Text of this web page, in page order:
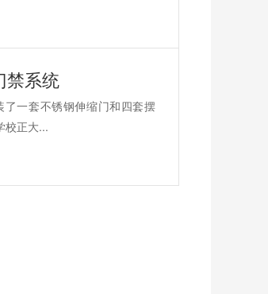
禁系统
一套不锈钢伸缩门和四套摆
校正大...